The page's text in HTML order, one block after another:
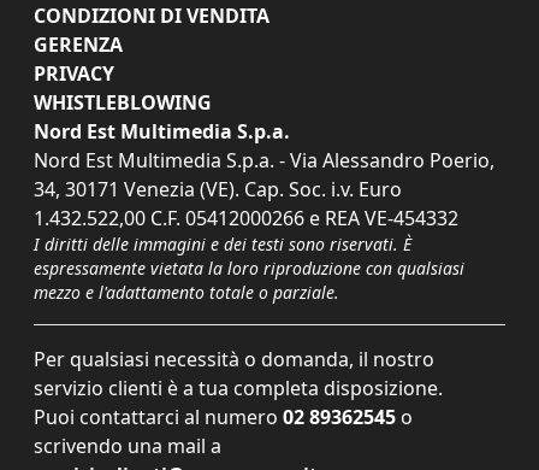
CONDIZIONI DI VENDITA
GERENZA
PRIVACY
WHISTLEBLOWING
Nord Est Multimedia S.p.a.
Nord Est Multimedia S.p.a. - Via Alessandro Poerio,
34, 30171 Venezia (VE). Cap. Soc. i.v. Euro
1.432.522,00 C.F. 05412000266 e REA VE-454332
I diritti delle immagini e dei testi sono riservati. È
espressamente vietata la loro riproduzione con qualsiasi
mezzo e l'adattamento totale o parziale.
Per qualsiasi necessità o domanda, il nostro
servizio clienti è a tua completa disposizione.
Puoi contattarci al numero 02 89362545 o
scrivendo una mail a